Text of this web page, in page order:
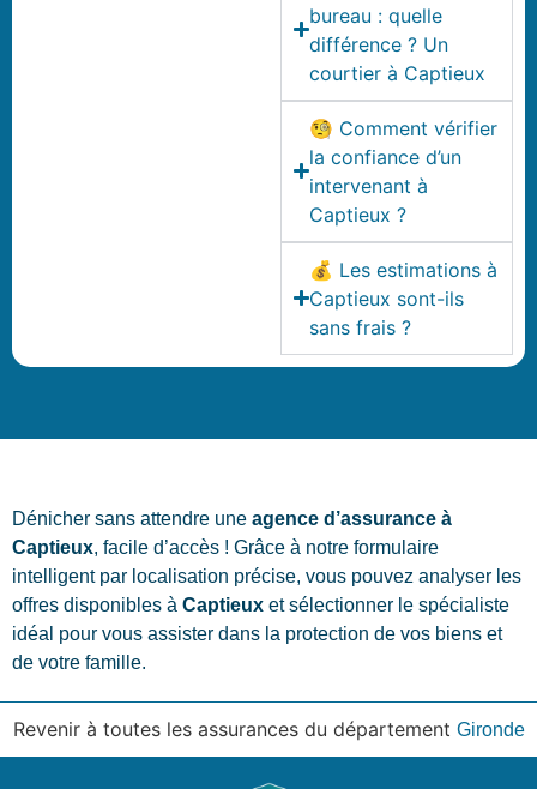
bureau : quelle
différence ? Un
courtier à Captieux
🧐 Comment vérifier
la confiance d’un
intervenant à
Captieux ?
💰 Les estimations à
Captieux sont-ils
sans frais ?
Dénicher sans attendre une agence d’assurance à
Captieux, facile d’accès ! Grâce à notre formulaire
intelligent par localisation précise, vous pouvez analyser les
offres disponibles à Captieux et sélectionner le spécialiste
idéal pour vous assister dans la protection de vos biens et
de votre famille.
Revenir à toutes les assurances du département Gironde